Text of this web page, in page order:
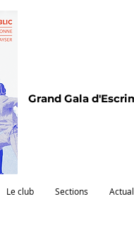
Grand Gala
Le club Sections